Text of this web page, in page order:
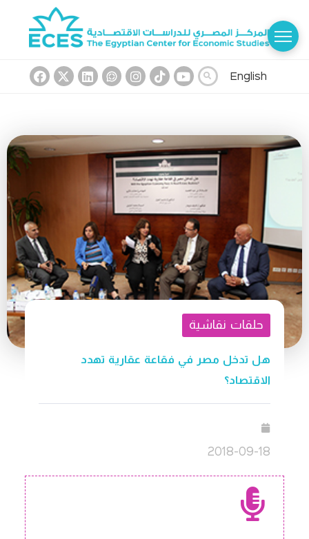
English
حلقات نقاشية
هل تدخل مصر في فقاعة عقارية تهدد
الاقتصاد؟
2018-09-18